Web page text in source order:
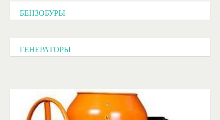
БЕНЗОБУРЫ
ГЕНЕРАТОРЫ